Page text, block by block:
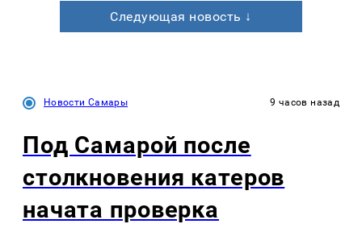
Следующая новость ↓
Новости Самары 9 часов назад
Под Самарой после
столкновения катеров
начата проверка